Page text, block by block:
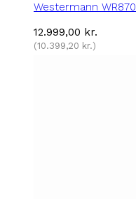
Westermann
12.999,00 kr.
(10.399,20 kr.)